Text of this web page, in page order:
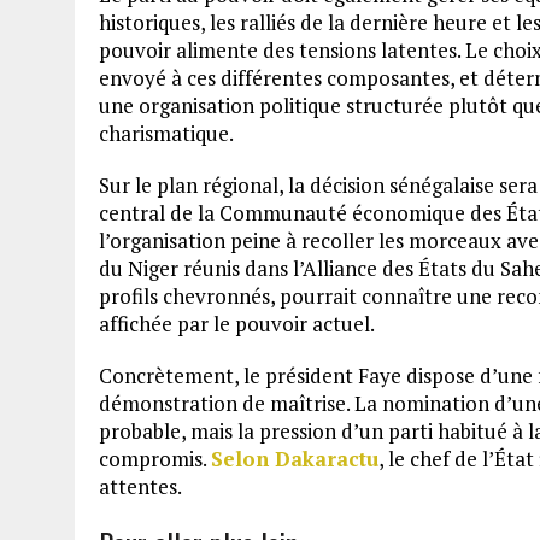
historiques, les ralliés de la dernière heure et
pouvoir alimente des tensions latentes. Le
envoyé à ces différentes composantes, et
une organisation politique structurée plutôt
charismatique.
Sur le plan régional, la décision sénégalaise
central de la Communauté économique des
l’organisation peine à recoller les morceaux
du Niger réunis dans l’Alliance des États du
profils chevronnés, pourrait connaître une
affichée par le pouvoir actuel.
Concrètement, le président Faye dispose
démonstration de maîtrise. La nomination
probable, mais la pression d’un parti habitué
compromis. Selon Dakaractu, le chef de
attentes.